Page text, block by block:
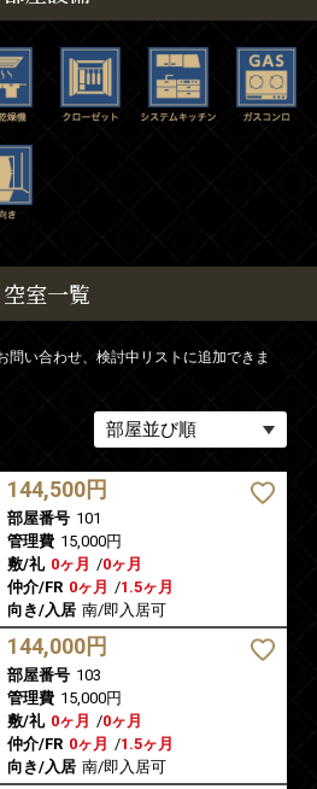
空室一覧
問い合わせ、検討中リストに追加できま
144,500円
部屋番号 101
管理費 15,000円
敷/礼 0ヶ月 /0ヶ月
仲介/FR 0ヶ月 /1.5ヶ月
向き/入居 南/即入居可
144,000円
部屋番号 103
管理費 15,000円
敷/礼 0ヶ月 /0ヶ月
仲介/FR 0ヶ月 /1.5ヶ月
向き/入居 南/即入居可